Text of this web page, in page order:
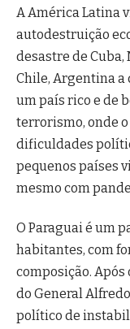
A América Latina
autodestruição
desastre de Cuba,
Chile, Argentina a
um país rico e de
terrorismo, onde
dificuldades
pequenos países
mesmo com
O Paraguai é um
habitantes, com
composição.
do General
político de